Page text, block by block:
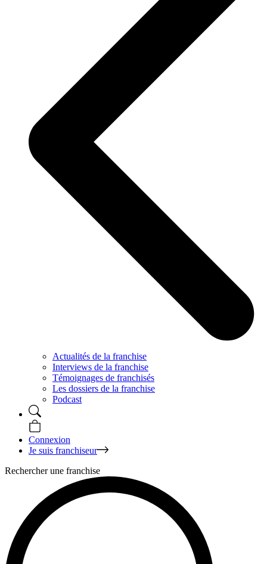
Actualités de la franchise
Interviews de la franchise
Témoignages de franchisés
Les dossiers de la franchise
Podcast
Connexion
Je suis franchiseur
Rechercher une franchise